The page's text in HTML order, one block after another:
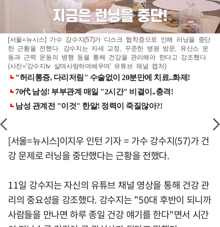
[서울=뉴시스] 가수 강수지(57)가 디스크 협착증으로 인해 러닝을 중단
한 근황을 전했다. 강수지는 자세 교정, 꾸준한 병원 방문, 유산소 운
동과 근력 운동의 병행 등을 통해 건강을 관리해야 한다고 강조했다.
(사진='강수지tv 살며사랑하며배우며' 유튜브 채널 캡처)
[서울=뉴시스]이지우 인턴 기자 = 가수 강수지(57)가 건
강 문제로 러닝을 중단했다는 근황을 전했다.
11일 강수지는 자신의 유튜브 채널 영상을 통해 건강 관
리의 중요성을 강조했다. 강수지는 "50대 후반이 되니까
사람들을 만나면 하루 종일 건강 얘기를 한다"면서 시간